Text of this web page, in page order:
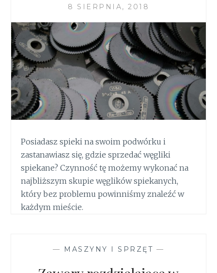
8 SIERPNIA, 2018
Posiadasz spieki na swoim podwórku i
zastanawiasz się, gdzie sprzedać węgliki
spiekane? Czynność tę możemy wykonać na
najbliższym skupie węglików spiekanych,
który bez problemu powinniśmy znaleźć w
każdym mieście.
— MASZYNY I SPRZĘT —